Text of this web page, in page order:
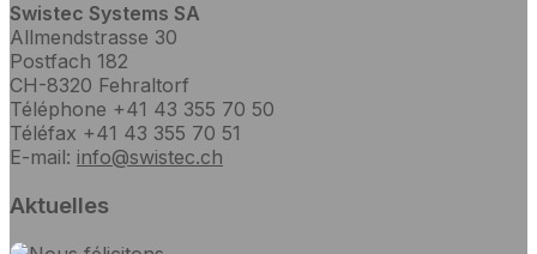
Swistec Systems SA
Allmendstrasse 30
Postfach 182
CH-8320 Fehraltorf
Téléphone +41 43 355 70 50
Téléfax +41 43 355 70 51
E-mail: info@swistec.ch
Aktuelles